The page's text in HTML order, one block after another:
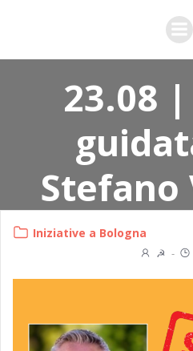
al
23.08
Stefano
Iniziative a Bologna
☭ -